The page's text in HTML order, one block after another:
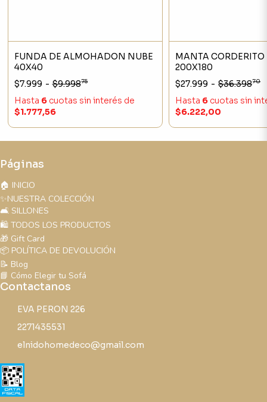
FUNDA DE ALMOHADON NUBE
40X40
$7.999 - $9.99875
Hasta 6cuotas sin interés de
$1.777,56
MANTA CORDERITO
200X180
$27.999 - $36.39870
Hasta 6 cuotas sin
$6.222,00
Páginas
🏠 INICIO
✨NUESTRA COLECCIÓN
🛋️ SILLONES
🛍️ TODOS LOS PRODUCTOS
🎁 Gift Card
📦 POLÍTICA DE DEVOLUCIÓN
📝 Blog
📘 Cómo Elegir tu Sofá
Contactanos
EVA PERON 226
2271435531
elnidohomedeco@gmail.com